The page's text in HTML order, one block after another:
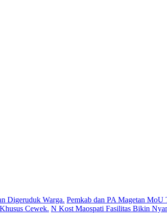
Digeruduk Warga. Pemkab dan PA Magetan MoU
Cewek. N Kost Maospati Fasilitas Bikin